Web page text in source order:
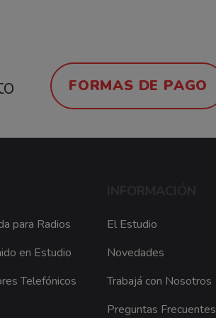
FORMAS DE PAGO
para Radios
en Estudio
Telefónicos
El Estudio
Novedades
Trabajá con Nosotros
Preguntas Frecuentes